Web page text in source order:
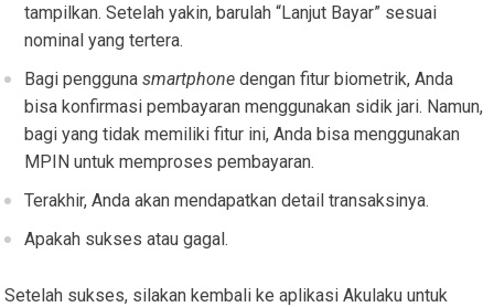
tampilkan. Setelah yakin, barulah “Lanjut Bayar” sesuai
nominal yang tertera.
Bagi penggunasmartphone dengan fitur biometrik, Anda
bisa konfirmasi pembayaran menggunakan sidik jari. Namun,
bagi yang tidak memiliki fitur ini, Anda bisa menggunakan
MPIN untuk memproses pembayaran.
Terakhir, Anda akan mendapatkan detail transaksinya.
Apakah sukses atau gagal.
Setelah sukses, silakan kembali ke aplikasi Akulaku untuk